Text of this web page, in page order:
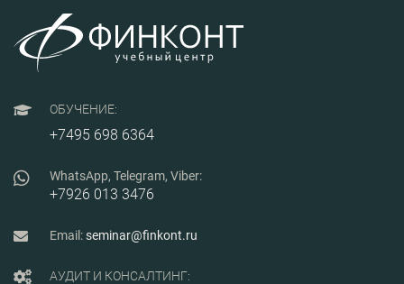
требования к СМК
дистрибьютеров по
ОБУЧЕНИЕ:
+7495 698 6364
WhatsApp, Telegram, Viber:
+7926 013 3476
Email:seminar@finkont.ru
АУДИТ И КОНСАЛТИНГ: